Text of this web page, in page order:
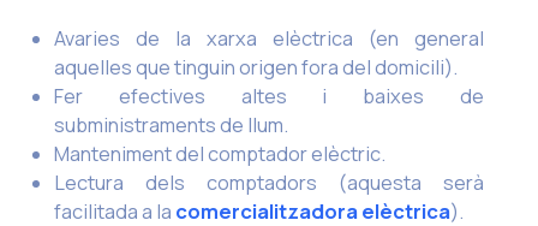
Avaries de la xarxa elèctrica (en general
aquelles que tinguin origen fora del domicili).
Fer efectives altes i baixes de
subministraments de llum.
Manteniment del comptador elèctric.
Lectura dels comptadors (aquesta serà
facilitada a la comercialitzadora elèctrica).